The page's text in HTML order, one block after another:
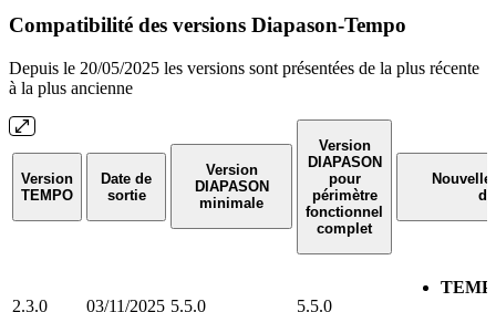
Compatibilité des versions Diapason-Tempo
Depuis le 20/05/2025 les versions sont présentées de la plus récente
à la plus ancienne
Version
TEMPO
Date de
sortie
Version
DIAPASON
minimale
Version
DIAPASON
pour
périmètre
fonctionnel
complet
2.3.0 03/11/2025 5.5.0 5.5.0